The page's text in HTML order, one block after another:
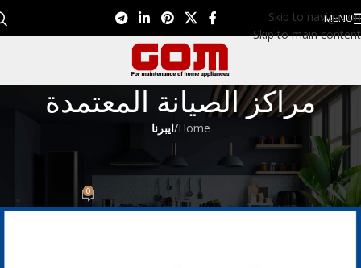
Skip to navigation
Skip to main content
MENU
مراكز الصيانة المعتمدة
Home
/ايبرنا
ايبرنا
مركز صيانة ايبرنا 01099948826
Eman EL Nagar On مايو 15, 2023 0